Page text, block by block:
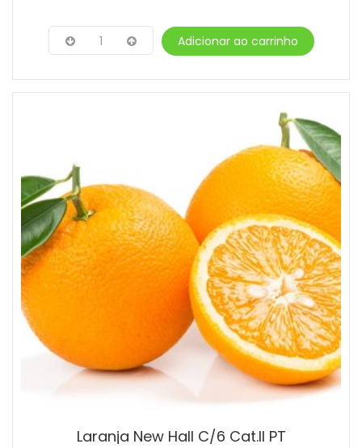
1 Adicionar ao carrinho
Laranja New Hall C/6 Cat.II PT